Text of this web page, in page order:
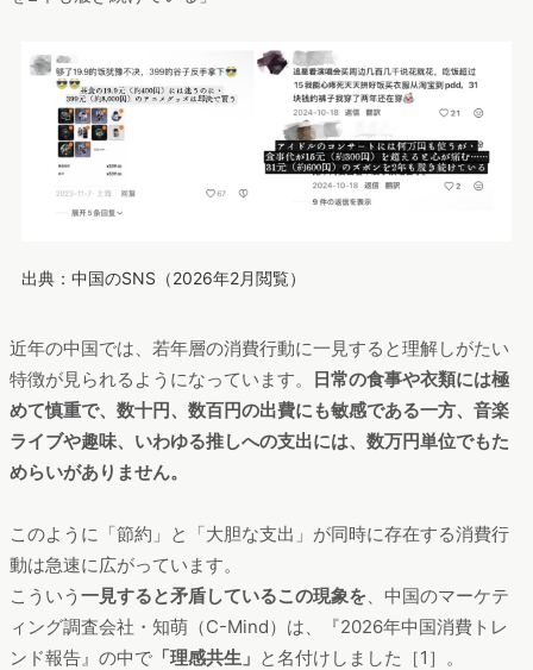
出典：中国のSNS（2026年2月閲覧）
近年の中国では、若年層の消費行動に一見すると理解しがたい
特徴が見られるようになっています。
日常の食事や衣類には極
めて慎重で、数十円、数百円の出費にも敏感である一方、音楽
ライブや趣味、いわゆる推しへの支出には、数万円単位でもた
めらいがありません。
このように「節約」と「大胆な支出」が同時に存在する消費行
動は急速に広がっています。
こういう 一見すると矛盾しているこの現象を、中国のマーケテ
ィング調査会社・知萌（C-Mind）は、『2026年中国消費トレ
ンド報告』の中で 「理感共生」 と名付けしました［1］。